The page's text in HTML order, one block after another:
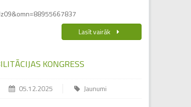
Lasīt vairāk
KONGRESS
05.12.2025 Jaunumi